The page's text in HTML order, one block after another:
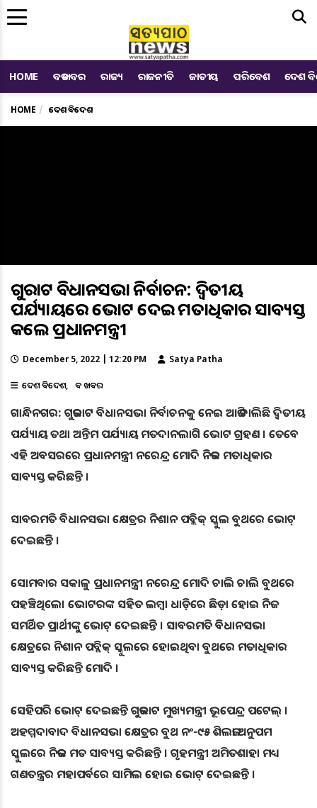
HOME ବଡ ଖବର ରାଜ୍ୟ ରାଜନୀତି ଜାତୀୟ ପରିବେଶ ଦେଶ
HOME ଦେଶ ବିଦେଶ
ଗୁଜରାଟ ବିଧାନସଭା ନିର୍ବାଚନ: ଦ୍ବିତୀୟ
ପର୍ଯ୍ୟାୟରେ ଭୋଟ ଦେଇ ମତାଧିକାର ସାବ୍ୟସ୍ତ
କଲେ ପ୍ରଧାନମନ୍ତ୍ରୀ
December 5, 2022 | 12:20 PM Satya Patha
ଦେଶ ବିଦେଶ ବଡ ଖବର
ଗାନ୍ଧିନଗର: ଗୁଜରାଟ ବିଧାନସଭା ନିର୍ବାଚନକୁ ନେଇ ଆଜି ଚାଲିଛି ଦ୍ବିତୀୟ
ପର୍ଯ୍ୟାୟ ତଥା ଅନ୍ତିମ ପର୍ଯ୍ୟାୟ ମତଦାନଲାଗି ଭୋଟ ଗ୍ରହଣ । ତେବେ
ଏହି ଅବସରରେ ପ୍ରଧାନମନ୍ତ୍ରୀ ନରେନ୍ଦ୍ର ମୋଦି ନିଜର ମତାଧିକାର
ସାବ୍ୟସ୍ତ କରିଛନ୍ତି ।
ସାବରମତି ବିଧାନସଭା କ୍ଷେତ୍ରର ନିଶାନ ପବ୍ଲିକ୍ ସ୍କୁଲ ବୁଥରେ ଭୋଟ୍
ଦେଇଛନ୍ତି ।
ସୋମବାର ସକାଳୁ ପ୍ରଧାନମନ୍ତ୍ରୀ ନରେନ୍ଦ୍ର ମୋଦି ଚାଲି ଚାଲି ବୁଥରେ
ପହଞ୍ଚିଥିଲେ। ଭୋଟରଙ୍କ ସହିତ ଲମ୍ବା ଧାଡ଼ିରେ ଛିଡ଼ା ହୋଇ ନିଜ
ସମର୍ଥିତ ପ୍ରାର୍ଥୀଙ୍କୁ ଭୋଟ୍ ଦେଇଛନ୍ତି । ସାବରମତି ବିଧାନସଭା
କ୍ଷେତ୍ରରେ ନିଶାନ ପବ୍ଲିକ୍ ସ୍କୁଲରେ ହୋଇଥିବା ବୁଥରେ ମତାଧିକାର
ସାବ୍ୟସ୍ତ କରିଛନ୍ତି ମୋଦି ।
ସେହିପରି ଭୋଟ୍ ଦେଇଛନ୍ତି ଗୁଜରାଟ ମୁଖ୍ୟମନ୍ତ୍ରୀ ଭୂପେନ୍ଦ୍ର ପଟେଲ୍ ।
ଅହମ୍ମଦାବାଦ ବିଧାନସଭା କ୍ଷେତ୍ରର ବୁଥ ନଂ-୯୫ ଶିଲଜା ଅନୁପମ
ସ୍କୁଲରେ ନିଜର ମତ ସାବ୍ୟସ୍ତ କରିଛନ୍ତି । ଗୃହମନ୍ତ୍ରୀ ଅମିତଶାହା ମଧ୍ୟ
ଗଣତନ୍ତ୍ରର ମହାପର୍ବରେ ସାମିଲ ହୋଇ ଭୋଟ୍ ଦେଇଛନ୍ତି ।